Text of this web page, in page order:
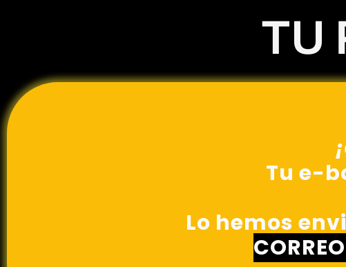
TU
Tu e-
Lo hemos